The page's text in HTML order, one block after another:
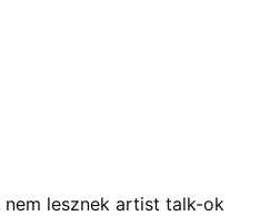
nem lesznek artist talk-ok